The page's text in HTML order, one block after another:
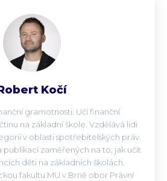
Kočí
gramotnosti. Učí finanční
na základní škole. Vzdělává lidi
v oblasti spotřebitelských práv.
zaměřených na to, jak učit
děti na základních školách.
fakultu MU v Brně obor Právní